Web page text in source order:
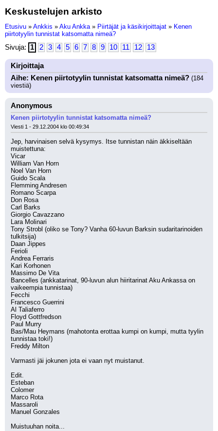
Keskustelujen arkisto
Etusivu » Ankkis » Aku Ankka » Piirtäjät ja käsikirjoittajat » Kenen
piirtotyylin tunnistat katsomatta nimeä?
Sivuja: 1 2 3 4 5 6 7 8 9 10 11 12 13
Kirjoittaja
Aihe: Kenen piirtotyylin tunnistat katsomatta nimeä? (184
viestiä)
Anonymous
Kenen piirtotyylin tunnistat katsomatta nimeä?
Viesti 1 - 29.12.2004 klo 00:49:34
Jep, harvinaisen selvä kysymys. Itse tunnistan näin äkkiseltään
muistettuna:
Vicar
William Van Horn
Noel Van Horn
Guido Scala
Flemming Andresen
Romano Scarpa
Don Rosa
Carl Barks
Giorgio Cavazzano
Lara Molinari
Tony Strobl (oliko se Tony? Vanha 60-luvun Barksin sudaritarinoiden
tulkitsija)
Daan Jippes
Ferioli
Andrea Ferraris
Kari Korhonen
Massimo De Vita
Bancelles (ankkatarinat, 90-luvun alun hiiritarinat Aku Ankassa on
vaikeempia tunnistaa)
Fecchi
Francesco Guerrini
Al Taliaferro
Floyd Gottfredson
Paul Murry
Bas/Mau Heymans (mahotonta erottaa kumpi on kumpi, mutta tyylin
tunnistaa toki!)
Freddy Milton
Varmasti jäi jokunen jota ei vaan nyt muistanut.
Edit.
Esteban
Colomer
Marco Rota
Massaroli
Manuel Gonzales
Muistuuhan noita...